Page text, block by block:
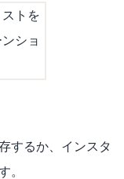
するか、インスタ
。